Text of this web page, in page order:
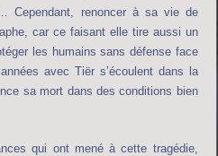
Cependant, renoncer à sa vie de
car ce faisant elle tire aussi un
les humains sans défense face
avec Tiër s’écoulent dans la
sa mort dans des conditions bien
qui ont mené à cette tragédie,